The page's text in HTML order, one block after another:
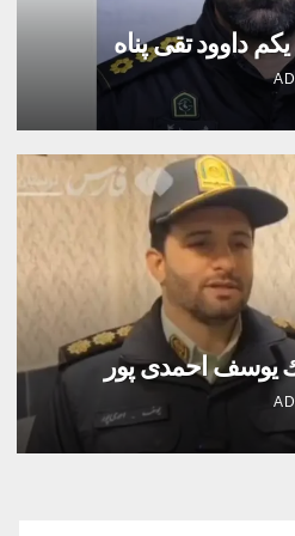
داوود تقی پناه
يوسف احمدى پور